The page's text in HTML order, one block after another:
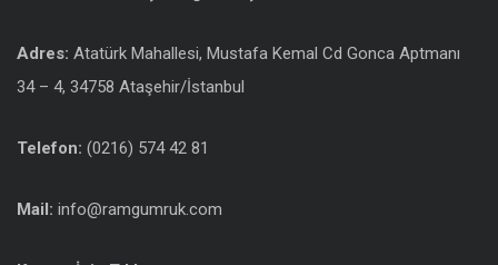
Adres: Atatürk Mahallesi, Mustafa Kemal Cd Gonca Aptmanı
34 – 4, 34758 Ataşehir/İstanbul
Telefon: (0216) 574 42 81
Mail: info@ramgumruk.com